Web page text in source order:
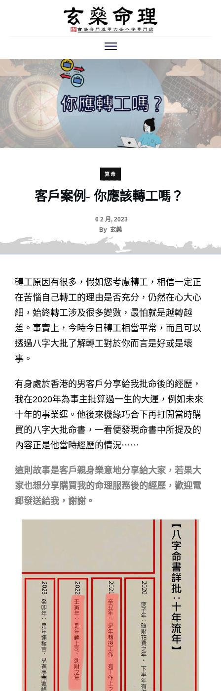
算命
客戶案例- 你應該轉工嗎？
6 2 月, 2023
By 玄燊
轉工原因有很多，假如您考慮轉工，相信一定正
在苦惱自己轉工的理由是否充分，仍然在心大心
細，始終轉工涉及很多變數，最怕就是越轉越
差。事實上，今時今日轉工相當平常，而且可以
透過八字大批了解轉工對於你而言是好或是壞
事。
有身處於香港的男客戶分享給我批命後的經歷，
我在2020年為事主批算過一生的大運，例如未來
十年的事業運。他後來機緣巧合下再打開當時購
買的八字大批命書，一看便發現命書中所提及的
內容正是他當時經歷的情況⋯⋯
這則故事是客戶親身樂意地分享給大家，若果大
家也想分享購買我的命理服務後的經歷，歡迎電
郵發送給我，謝謝。